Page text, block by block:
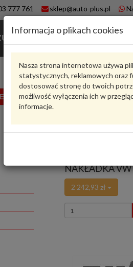
777 761 sklep@auto-plus.pl
Informacja o plikach cookies
Nasza strona internetowa używa
statystycznych, reklamowych oraz
dostosować stronę do twoich
możliwość wyłączenia ich w
informacje.
VIN
Karta
VAG - produkt oryginalny
NAKŁADKA VW
2 242,93 zł
Wprowadź
ilość